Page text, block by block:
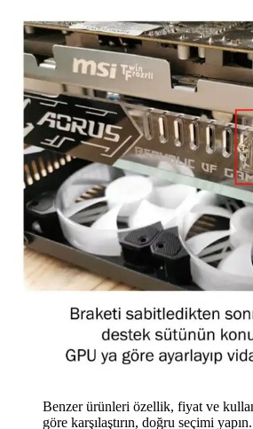
Benzer ürünleri özellik, fiyat ve
göre karşılaştırın, doğru seçimi yapın.